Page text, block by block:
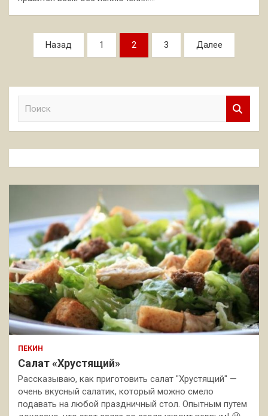
Пагинация
записей
Назад 1 2 3 Далее
к
ПЕКИН
Салат «Хрустящий»
Рассказываю, как приготовить салат "Хрустящий" —
очень вкусный салатик, который можно смело
подавать на любой праздничный стол. Опытным путем